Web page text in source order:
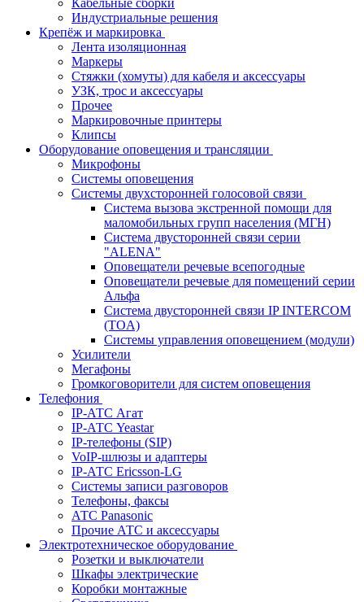
Кабельные сборки
Индустриальные решения
Крепёж и маркировка
Лента изоляционная
Маркеры
Стяжки (хомуты) для кабеля и аксессуары
УЗК, трос и аксессуары
Прочее
Маркировочные принтеры
Клипсы
Оборудование оповещения и трансляции
Микрофоны
Системы оповещения
Системы двухсторонней голосовой связи
Система вызова экстренной помощи для
маломобильных групп населения (МГН)
Система двусторонней связи серии
"ALENA"
Оповещатели речевые всепогодные
Оповещатели речевые для помещений серии
Альфа
Система двусторонней связи IP INTERCOM
(TOA)
Системы управления оповещением (модули)
Усилители
Мегафоны
Громкоговорители для систем оповещения
Телефония
IP-АТС Агат
IP-АТС Yeastar
IP-телефоны (SIP)
VoIP-шлюзы и адаптеры
IP-АТС Ericsson-LG
Системы записи разговоров
Телефоны, факсы
АТС Panasonic
Прочие АТС и аксессуары
Электротехническое оборудование
Розетки и выключатели
Шкафы электрические
Коробки монтажные